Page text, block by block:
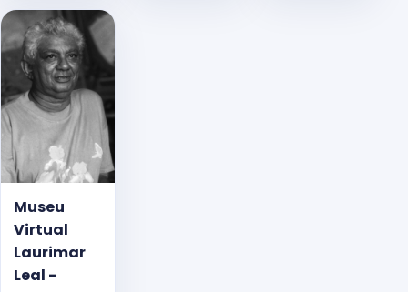
Museu
Virtual
Laurimar
Leal -